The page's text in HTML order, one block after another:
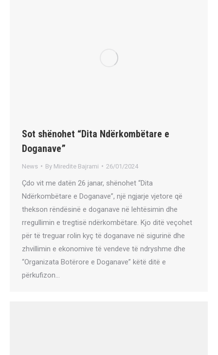
Sot shënohet “Dita Ndërkombëtare e
Doganave”
News By Miredite Bajrami 26/01/2024
Çdo vit me datën 26 janar, shënohet “Dita
Ndërkombëtare e Doganave”, një ngjarje vjetore që
thekson rëndësinë e doganave në lehtësimin dhe
rregullimin e tregtisë ndërkombëtare. Kjo ditë veçohet
për të treguar rolin kyç të doganave në sigurinë dhe
zhvillimin e ekonomive të vendeve të ndryshme dhe
“Organizata Botërore e Doganave” këtë ditë e
përkufizon…